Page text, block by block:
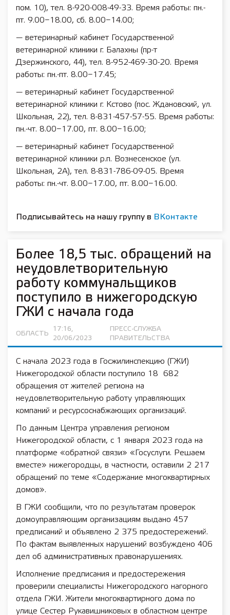
пом. 10), тел. 8-920-008-49-33. Время работы: пн.-
пт. 9.00−18.00, сб. 8.00−14.00;
— ветеринарный кабинет Государственной
ветеринарной клиники г. Балахны (пр-т
Дзержинского, 44), тел. 8-952-469-30-20. Время
работы: пн.-пт. 8.00−17.45;
— ветеринарный кабинет Государственной
ветеринарной клиники г. Кстово (пос. Ждановский, ул.
Школьная, 22), тел. 8-831-457-57-55. Время работы:
пн.-чт. 8.00−17.00, пт. 8.00−16.00;
— ветеринарный кабинет Государственной
ветеринарной клиники р.п. Вознесенское (ул.
Школьная, 2А), тел. 8-831-786-09-05. Время
работы: пн.-чт. 8.00−17.00, пт. 8.00−16.00.
Подписывайтесь на нашу группу в ВКонтакте
Более 18,5 тыс. обращений на
неудовлетворительную
работу коммунальщиков
поступило в нижегородскую
ГЖИ с начала года
ОБЛАСТЬ
17:16,
20/06/2023
ПРЕСС-СЛУЖБА
ПРАВИТЕЛЬСТВА
С начала 2023 года в Госжилинспекцию (ГЖИ)
Нижегородской области поступило 18 682
обращения от жителей региона на
неудовлетворительную работу управляющих
компаний и ресурсоснабжающих организаций.
По данным Центра управления регионом
Нижегородской области, с 1 января 2023 года на
платформе «обратной связи» «Госуслуги. Решаем
вместе» нижегородцы, в частности, оставили 2 217
обращений по теме «Содержание многоквартирных
домов».
В ГЖИ сообщили, что по результатам проверок
домоуправляющим организациям выдано 457
предписаний и объявлено 2 375 предостережений.
По фактам выявленных нарушений возбуждено 406
дел об административных правонарушениях.
Исполнение предписания и предостережения
проверили специалисты Нижегородского нагорного
отдела ГЖИ. Жители многоквартирного дома по
улице Сестер Рукавишниковых в областном центре